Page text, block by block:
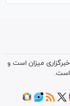
میزان است و
است.